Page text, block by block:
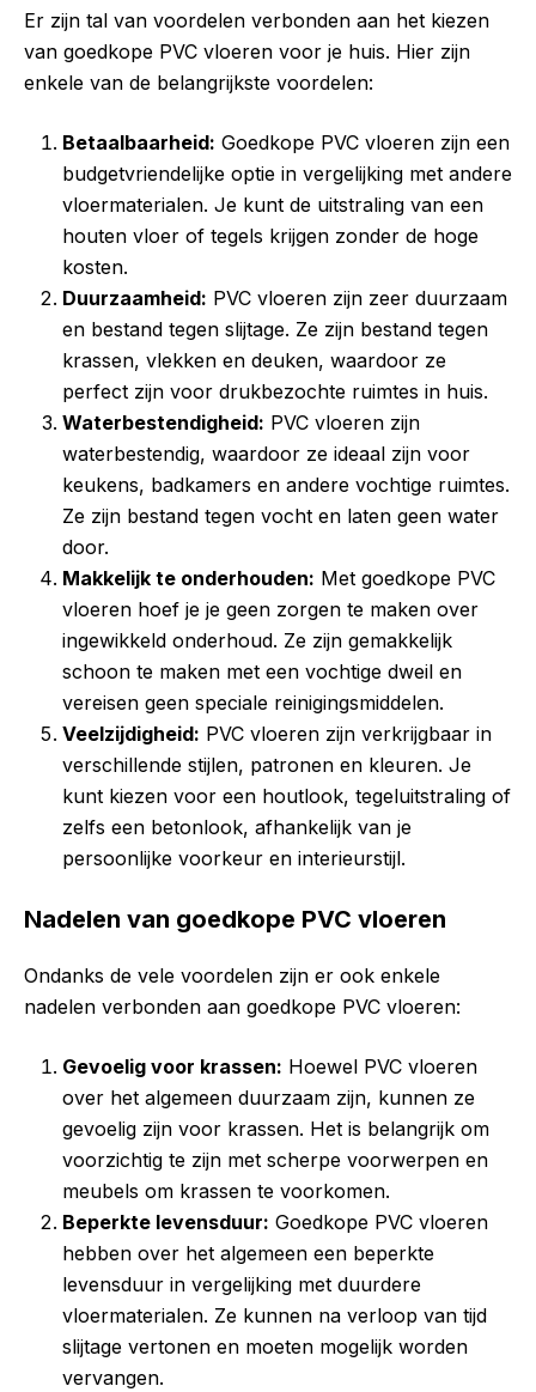
Er zijn tal van voordelen verbonden aan het kiezen
van goedkope PVC vloeren voor je huis. Hier zijn
enkele van de belangrijkste voordelen:
Betaalbaarheid: Goedkope PVC vloeren zijn een
budgetvriendelijke optie in vergelijking met andere
vloermaterialen. Je kunt de uitstraling van een
houten vloer of tegels krijgen zonder de hoge
kosten.
Duurzaamheid: PVC vloeren zijn zeer duurzaam
en bestand tegen slijtage. Ze zijn bestand tegen
krassen, vlekken en deuken, waardoor ze
perfect zijn voor drukbezochte ruimtes in huis.
Waterbestendigheid: PVC vloeren zijn
waterbestendig, waardoor ze ideaal zijn voor
keukens, badkamers en andere vochtige ruimtes.
Ze zijn bestand tegen vocht en laten geen water
door.
Makkelijk te onderhouden: Met goedkope PVC
vloeren hoef je je geen zorgen te maken over
ingewikkeld onderhoud. Ze zijn gemakkelijk
schoon te maken met een vochtige dweil en
vereisen geen speciale reinigingsmiddelen.
Veelzijdigheid: PVC vloeren zijn verkrijgbaar in
verschillende stijlen, patronen en kleuren. Je
kunt kiezen voor een houtlook, tegeluitstraling of
zelfs een betonlook, afhankelijk van je
persoonlijke voorkeur en interieurstijl.
Nadelen van goedkope PVC vloeren
Ondanks de vele voordelen zijn er ook enkele
nadelen verbonden aan goedkope PVC vloeren:
Gevoelig voor krassen: Hoewel PVC vloeren
over het algemeen duurzaam zijn, kunnen ze
gevoelig zijn voor krassen. Het is belangrijk om
voorzichtig te zijn met scherpe voorwerpen en
meubels om krassen te voorkomen.
Beperkte levensduur: Goedkope PVC vloeren
hebben over het algemeen een beperkte
levensduur in vergelijking met duurdere
vloermaterialen. Ze kunnen na verloop van tijd
slijtage vertonen en moeten mogelijk worden
vervangen.